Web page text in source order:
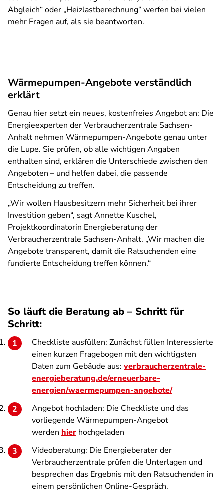
Abgleich“ oder „Heizlastberechnung“ werfen bei vielen
mehr Fragen auf, als sie beantworten.
Wärmepumpen-Angebote verständlich
erklärt
Genau hier setzt ein neues, kostenfreies Angebot an: Die
Energieexperten der Verbraucherzentrale Sachsen-
Anhalt nehmen Wärmepumpen-Angebote genau unter
die Lupe. Sie prüfen, ob alle wichtigen Angaben
enthalten sind, erklären die Unterschiede zwischen den
Angeboten – und helfen dabei, die passende
Entscheidung zu treffen.
„Wir wollen Hausbesitzern mehr Sicherheit bei ihrer
Investition geben“, sagt Annette Kuschel,
Projektkoordinatorin Energieberatung der
Verbraucherzentrale Sachsen-Anhalt. „Wir machen die
Angebote transparent, damit die Ratsuchenden eine
fundierte Entscheidung treffen können.“
So läuft die Beratung ab – Schritt für
Schritt:
Checkliste ausfüllen: Zunächst füllen Interessierte
einen kurzen Fragebogen mit den wichtigsten
Daten zum Gebäude aus: verbraucherzentrale-
energieberatung.de/erneuerbare-
energien/waermepumpen-angebote/
Angebot hochladen: Die Checkliste und das
vorliegende Wärmepumpen-Angebot
werden hier hochgeladen
Videoberatung: Die Energieberater der
Verbraucherzentrale prüfen die Unterlagen und
besprechen das Ergebnis mit den Ratsuchenden in
einem persönlichen Online-Gespräch.